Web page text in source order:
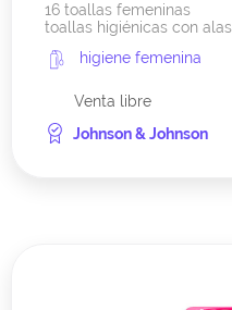
16 toallas femeninas
toallas higiénicas con
higiene femenina
Venta libre
Johnson & Johnson